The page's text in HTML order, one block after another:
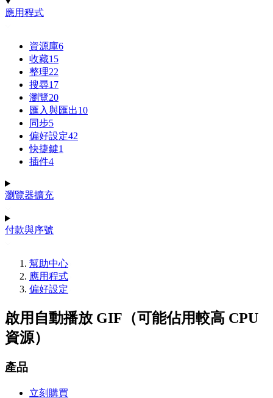
應用程式
資源庫6
收藏15
整理22
搜尋17
瀏覽20
匯入與匯出10
同步5
偏好設定42
快捷鍵1
插件4
瀏覽器擴充
付款與序號
幫助中心
應用程式
偏好設定
啟用自動播放 GIF（可能佔用較高 CPU
資源）
產品
立刻購買